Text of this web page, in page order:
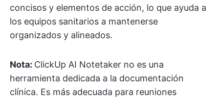
concisos y elementos de acción, lo que ayuda a
los equipos sanitarios a mantenerse
organizados y alineados.
Nota: ClickUp AI Notetaker no es una
herramienta dedicada a la documentación
clínica. Es más adecuada para reuniones